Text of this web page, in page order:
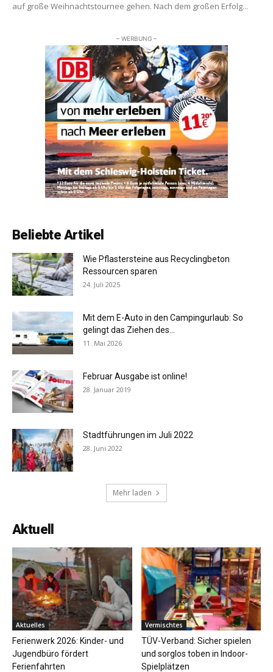
auf große Weihnachtstournee gehen. Nach dem großen Erfolg...
– WERBUNG –
Beliebte Artikel
Wie Pflastersteine aus Recyclingbeton
Ressourcen sparen
24. Juli 2025
Mit dem E-Auto in den Campingurlaub: So
gelingt das Ziehen des...
11. Mai 2026
Februar Ausgabe ist online!
28. Januar 2019
Stadtführungen im Juli 2022
28. Juni 2022
Mehr laden
Aktuell
Aktuelles
Ferienwerk 2026: Kinder- und
Jugendbüro fördert
Ferienfahrten
Vermischtes
TÜV-Verband: Sicher spielen
und sorglos toben in Indoor-
Spielplätzen